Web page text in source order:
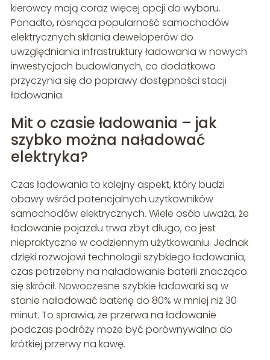
kierowcy mają coraz więcej opcji do wyboru.
Ponadto, rosnąca popularność samochodów
elektrycznych skłania deweloperów do
uwzględniania infrastruktury ładowania w nowych
inwestycjach budowlanych, co dodatkowo
przyczynia się do poprawy dostępności stacji
ładowania.
Mit o czasie ładowania – jak
szybko można naładować
elektryka?
Czas ładowania to kolejny aspekt, który budzi
obawy wśród potencjalnych użytkowników
samochodów elektrycznych. Wiele osób uważa, że
ładowanie pojazdu trwa zbyt długo, co jest
niepraktyczne w codziennym użytkowaniu. Jednak
dzięki rozwojowi technologii szybkiego ładowania,
czas potrzebny na naładowanie baterii znacząco
się skrócił. Nowoczesne szybkie ładowarki są w
stanie naładować baterię do 80% w mniej niż 30
minut. To sprawia, że przerwa na ładowanie
podczas podróży może być porównywalna do
krótkiej przerwy na kawę.